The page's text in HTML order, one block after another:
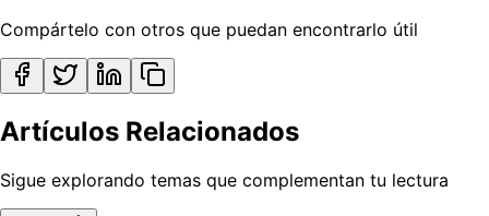
Compártelo con otros que puedan encontrarlo útil
Artículos Relacionados
Sigue explorando temas que complementan tu lectura